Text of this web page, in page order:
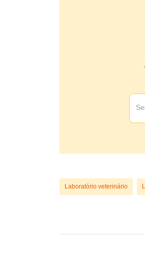
Laboratório veterinário